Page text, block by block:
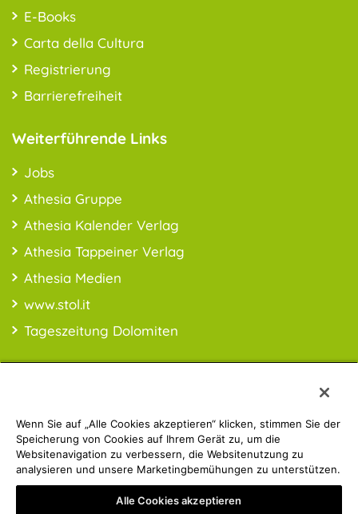
E-Books
Carta della Cultura
Registrierung
Barrierefreiheit
Weiterführende Links
Jobs
Athesia Gruppe
Athesia Kalender Verlag
Athesia Tappeiner Verlag
Athesia Medien
www.stol.it
Tageszeitung Dolomiten
PREISINFO:* Alle Preise inkl. MwSt., ggfl. zzgl. Versandkosten
Athesia Gruppe | © 2019 ATHESIA BUCH | MwSt.-Nr.:
IT00853860211
Wenn Sie auf „Alle Cookies akzeptieren“ klicken, stimmen Sie der
Speicherung von Cookies auf Ihrem Gerät zu, um die
Websitenavigation zu verbessern, die Websitenutzung zu
analysieren und unsere Marketingbemühungen zu unterstützen.
Alle Cookies akzeptieren